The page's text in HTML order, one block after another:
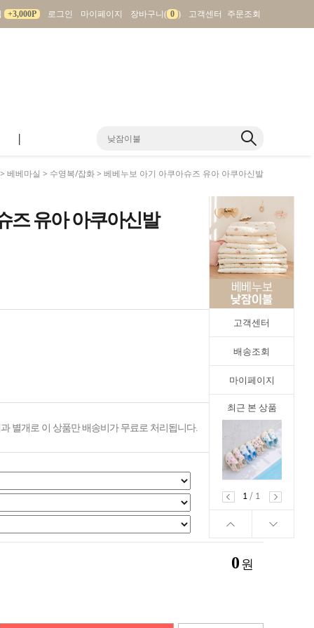
+3,000P 로그인 마이페이지 장바구니( 0 ) 고객센터 주문조회
|
고객센터
배송조회
마이페이지
최근 본 상품
1
/ 1
> 베베마실 > 수영복/잡화> 베베누보 아기 아쿠아슈즈 유아 아쿠아신발
즈 유아 아쿠아신발
별개로 이 상품만 배송비가 무료로 처리됩니다.
0 원